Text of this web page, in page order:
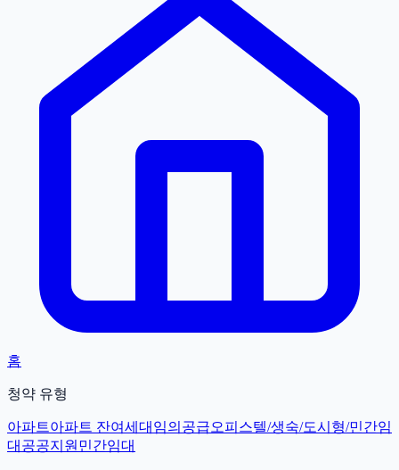
홈
청약 유형
아파트아파트 잔여세대 임의공급오피스텔/생숙/도시형/민간임
대 공공지원민간임대